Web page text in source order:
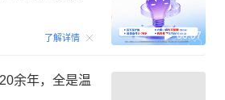
了解详情 00:07
余年，全是温